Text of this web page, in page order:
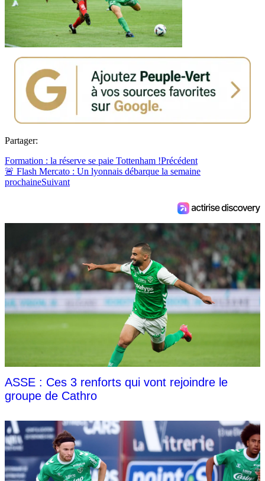
Partager:
Formation : la réserve se paie Tottenham !Précédent
🚨 Flash Mercato : Un lyonnais débarque la semaine
prochaineSuivant
ASSE : Ces 3 renforts qui vont rejoindre le
groupe de Cathro